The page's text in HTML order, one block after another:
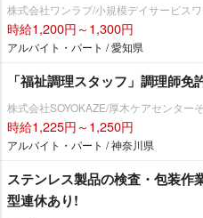
株式会社ワンラブ/小規模デイサービス
時給1,200円～1,300円
アルバイト・パート / 愛知県
「福祉調理スタッフ」調理師
株式会社SOYOKAZE/厚木ケアセンター
時給1,225円～1,250円
アルバイト・パート / 神奈川県
ステンレス製品の検査・包装作
型連休あり!